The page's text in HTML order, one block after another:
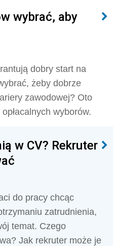
wybrać, aby
dobry start na
żeby dobrze
zawodowej? Oto
wyborów.
w CV? Rekruter
do pracy chcąc
zatrudnienia,
temat. Czego
Jak rekruter może je